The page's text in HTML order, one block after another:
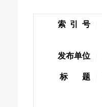
索 引 号
发布单位
标 题